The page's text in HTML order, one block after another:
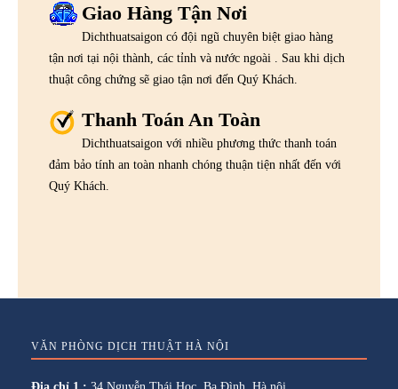
Giao Hàng Tận Nơi
Dichthuatsaigon có đội ngũ chuyên biệt giao hàng
tận nơi tại nội thành, các tỉnh và nước ngoài . Sau khi dịch
thuật công chứng sẽ giao tận nơi đến Quý Khách.
Thanh Toán An Toàn
Dichthuatsaigon với nhiều phương thức thanh toán
đảm bảo tính an toàn nhanh chóng thuận tiện nhất đến với
Quý Khách.
VĂN PHÒNG DỊCH THUẬT HÀ NỘI